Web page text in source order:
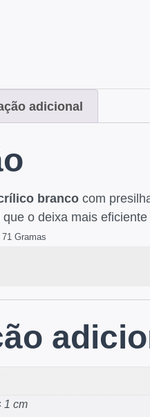
adicional
branco com
o deixa mais
71 Gramas
1 cm